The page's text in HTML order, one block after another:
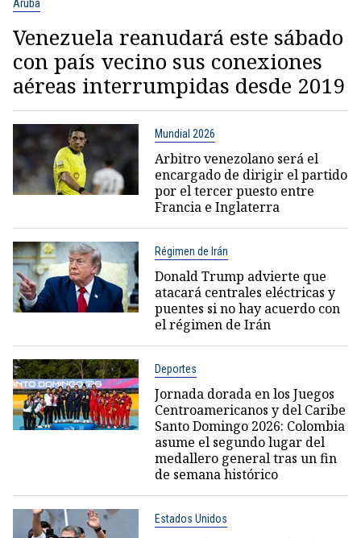
Aruba
Venezuela reanudará este sábado
con país vecino sus conexiones
aéreas interrumpidas desde 2019
Mundial 2026
Arbitro venezolano será el
encargado de dirigir el partido
por el tercer puesto entre
Francia e Inglaterra
Régimen de Irán
Donald Trump advierte que
atacará centrales eléctricas y
puentes si no hay acuerdo con
el régimen de Irán
Deportes
Jornada dorada en los Juegos
Centroamericanos y del Caribe
Santo Domingo 2026: Colombia
asume el segundo lugar del
medallero general tras un fin
de semana histórico
Estados Unidos